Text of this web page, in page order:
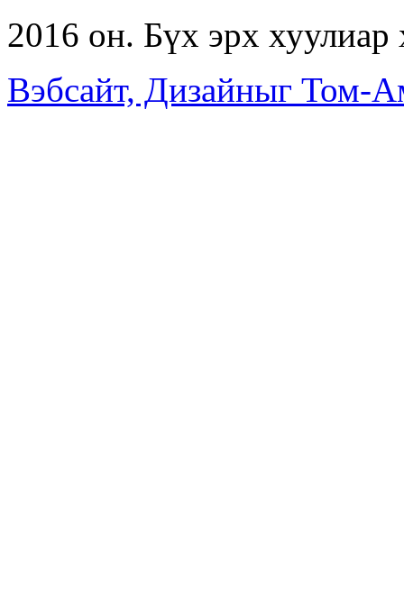
2016 он. Бүх эрх хуулиар
Вэбсайт, Дизайныг